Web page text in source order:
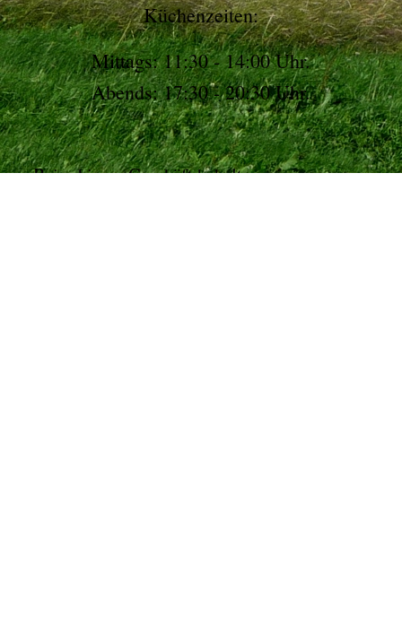
Küchenzeiten:
Mittags: 11:30 - 14:00 Uhr.
Abends: 17:30 - 20:30 Uhr.
Bei ruhigem Geschäft behalten wir es uns vor,